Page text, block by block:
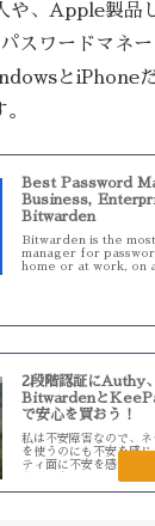
、Apple製品
スワードマネー
とiPhone
Best Password
Business,
Bitwarden
Bitwarden is the
manager for
home or at work, on
2段階認証にAuthy
Bitwardenと
で安心を買おう！
私は不安障害なので、
を使うのにも不安を感
ティ面に不安を感じる出
分が過去使っていたパ
で送付される（参考：